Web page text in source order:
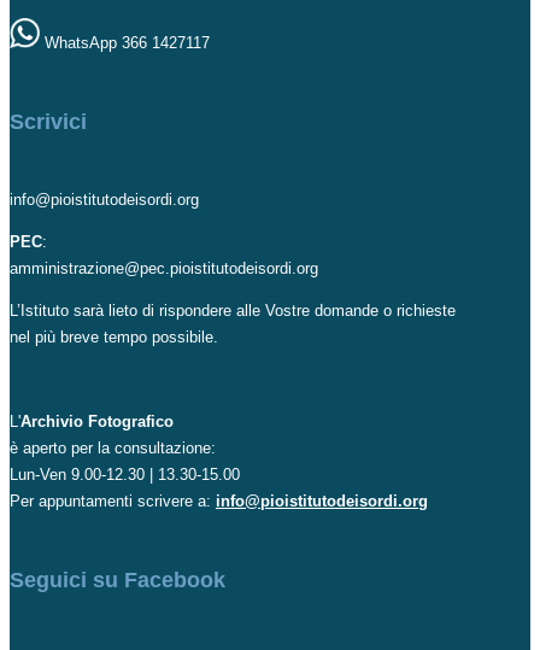
WhatsApp 366 1427117
Scrivici
info@pioistitutodeisordi.org
PEC:
amministrazione@pec.pioistitutodeisordi.org
L’Istituto sarà lieto di rispondere alle Vostre domande o richieste
nel più breve tempo possibile.
L'Archivio Fotografico
è aperto per la consultazione:
Lun-Ven 9.00-12.30 | 13.30-15.00
Per appuntamenti scrivere a: info@pioistitutodeisordi.org
Seguici su Facebook